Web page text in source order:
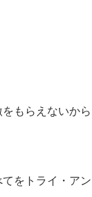
もらえないから
をトライ・アン